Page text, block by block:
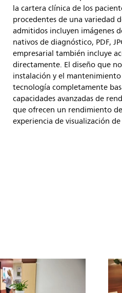
la cartera clínica de los
procedentes de una variedad
admitidos incluyen imágenes
nativos de diagnóstico, PDF,
empresarial también incluye
directamente. El diseño que
instalación y el
tecnología completamente
capacidades avanzadas de
que ofrecen un rendimiento
experiencia de visualización